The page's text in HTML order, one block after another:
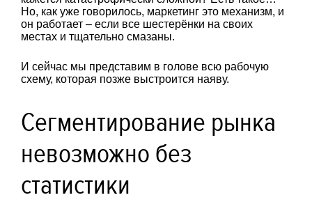
Но, как уже говорилось, маркетинг это механизм, и
он работает – если все шестерёнки на своих
местах и тщательно смазаны.
И сейчас мы представим в голове всю рабочую
схему, которая позже выстроится наяву.
Сегментирование рынка
невозможно без
статистики